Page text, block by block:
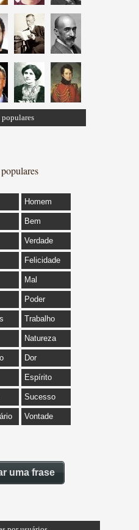
Homem
Bem
Verdade
Felicidade
Mal
Poder
Trabalho
Natureza
Dor
Espírito
Sucesso
Vontade
uma frase